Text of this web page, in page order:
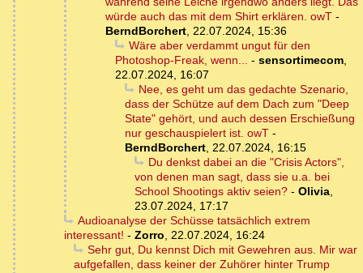
würde auch das mit dem Shirt erklären. owT -
BerndBorchert, 22.07.2024, 15:36
Wäre aber verdammt ungut für den
Photoshop-Freak, wenn... - sensortimecom,
22.07.2024, 16:07
Nee, es geht um das gedachte Szenario,
dass der Schütze auf dem Dach zum "Deep
State" gehört, und auch dessen Erschießung
nur geschauspielert ist. owT -
BerndBorchert, 22.07.2024, 16:15
Du denkst dabei an die "Crisis Actors",
von denen man sagt, dass sie u.a. bei
School Shootings aktiv seien? - Olivia,
23.07.2024, 17:17
Audioanalyse der Schüsse tatsächlich extrem
interessant! - Zorro, 22.07.2024, 16:24
Sehr gut, Du kennst Dich mit Gewehren aus. Mir war
aufgefallen, dass keiner der Zuhörer hinter Trump